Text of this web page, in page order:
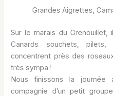
Grandes Aigrettes,
Sur le marais du
Canards souchets,
concentrent près des
très sympa !
Nous finissons la
compagnie d’un petit